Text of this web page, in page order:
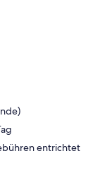
entrichtet